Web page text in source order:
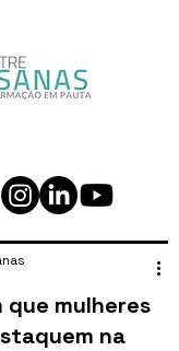
que mulheres
na